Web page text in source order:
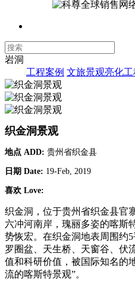
岩洞
/工程案例 文旅景观亮化工
织金洞景观
地点 ADD: 贵州省织金县
日期 Date: 19-Feb, 2019
喜欢 Love:
织金洞，位于贵州省织金县官
六冲河南岸，瑰丽多姿的喀斯
势恢宏。在织金洞地表周围约
罗圈盆、天生桥、天窗谷、伏
值和科研价值，被国际知名的
流的喀斯特景观”。